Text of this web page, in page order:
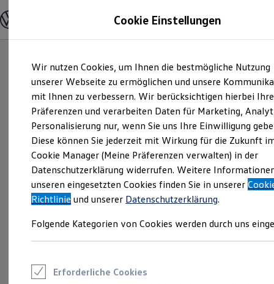
Hauptinhalt
springen
Footer
springen
Modelle und Konfigurator
Modelle vergleichen
Elektroautos
ENERGY Sondermodelle
Nutzfahrzeuge
SUV und CUV
Familienautos
Kombis
Kompaktwagen
Sportwagen
Schnell verfügbare Fahrzeuge
Angebote und Produkte
Aktuelle Angebote
E-Auto-Förderung
Volkswagen Marktplatz
Junge Gebrauchtwagen und Gebrauchtwagen
Saisonangebote
Cookie Einstellungen
Wir nutzen Cookies, um Ihnen die bestmögliche Nutzung
unserer Webseite zu ermöglichen und unsere
mit Ihnen zu verbessern. Wir berücksichtigen hierbei Ihre
Präferenzen und verarbeiten Daten für Marketing,
Personalisierung nur, wenn Sie uns Ihre Einwilligung
Diese können Sie jederzeit mit Wirkung für die Zukunft
Cookie Manager (Meine Präferenzen verwalten) in der
Datenschutzerklärung widerrufen. Weitere
unseren eingesetzten Cookies finden Sie in unserer
Richtlinie und unserer Datenschutzerklärung.
Folgende Kategorien von Cookies werden durch uns
Erforderliche Cookies